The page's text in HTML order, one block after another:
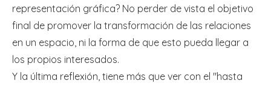
representación gráfica? No perder de vista el objetivo
final de promover la transformación de las relaciones
en un espacio, ni la forma de que esto pueda llegar a
los propios interesados.
Y la última reflexión, tiene más que ver con el "hasta